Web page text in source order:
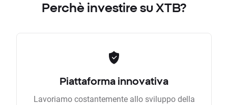
Perchè investire su XTB?
Piattaforma innovativa
Lavoriamo costantemente allo sviluppo della